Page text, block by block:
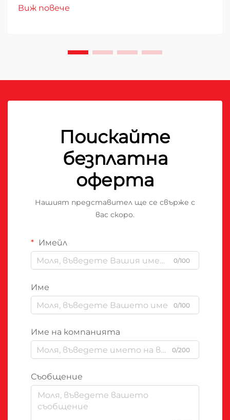
Виж повече
Поискайте
безплатна
оферта
Нашият представител ще се свърже с
вас скоро.
Имейл
0/100
Име
0/100
Име на компанията
0/200
Съобщение